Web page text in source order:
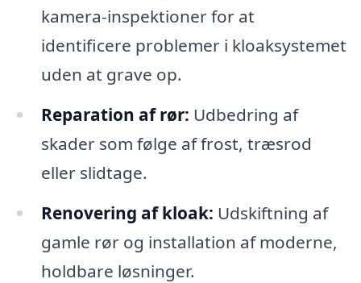
kamera-inspektioner for at
identificere problemer i kloaksystemet
uden at grave op.
Reparation af rør: Udbedring af
skader som følge af frost, træsrod
eller slidtage.
Renovering af kloak: Udskiftning af
gamle rør og installation af moderne,
holdbare løsninger.